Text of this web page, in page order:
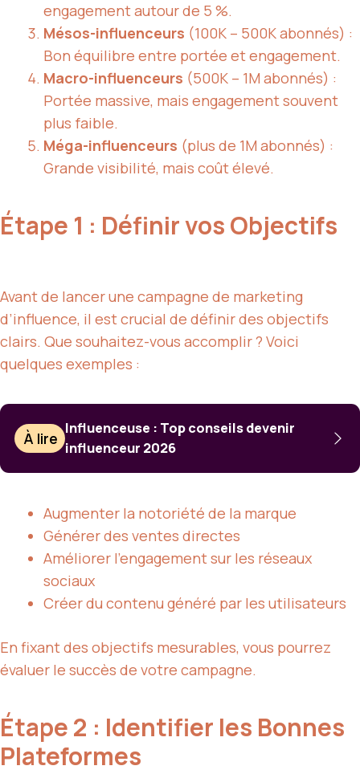
engagement autour de 5 %.
Mésos-influenceurs (100K – 500K abonnés) :
Bon équilibre entre portée et engagement.
Macro-influenceurs (500K – 1M abonnés) :
Portée massive, mais engagement souvent
plus faible.
Méga-influenceurs (plus de 1M abonnés) :
Grande visibilité, mais coût élevé.
Étape 1 : Définir vos Objectifs
Avant de lancer une campagne de marketing
d’influence, il est crucial de définir des objectifs
clairs. Que souhaitez-vous accomplir ? Voici
quelques exemples :
À lire
Influenceuse : Top conseils devenir
influenceur 2026
Augmenter la notoriété de la marque
Générer des ventes directes
Améliorer l’engagement sur les réseaux
sociaux
Créer du contenu généré par les utilisateurs
En fixant des objectifs mesurables, vous pourrez
évaluer le succès de votre campagne.
Étape 2 : Identifier les Bonnes
Plateformes